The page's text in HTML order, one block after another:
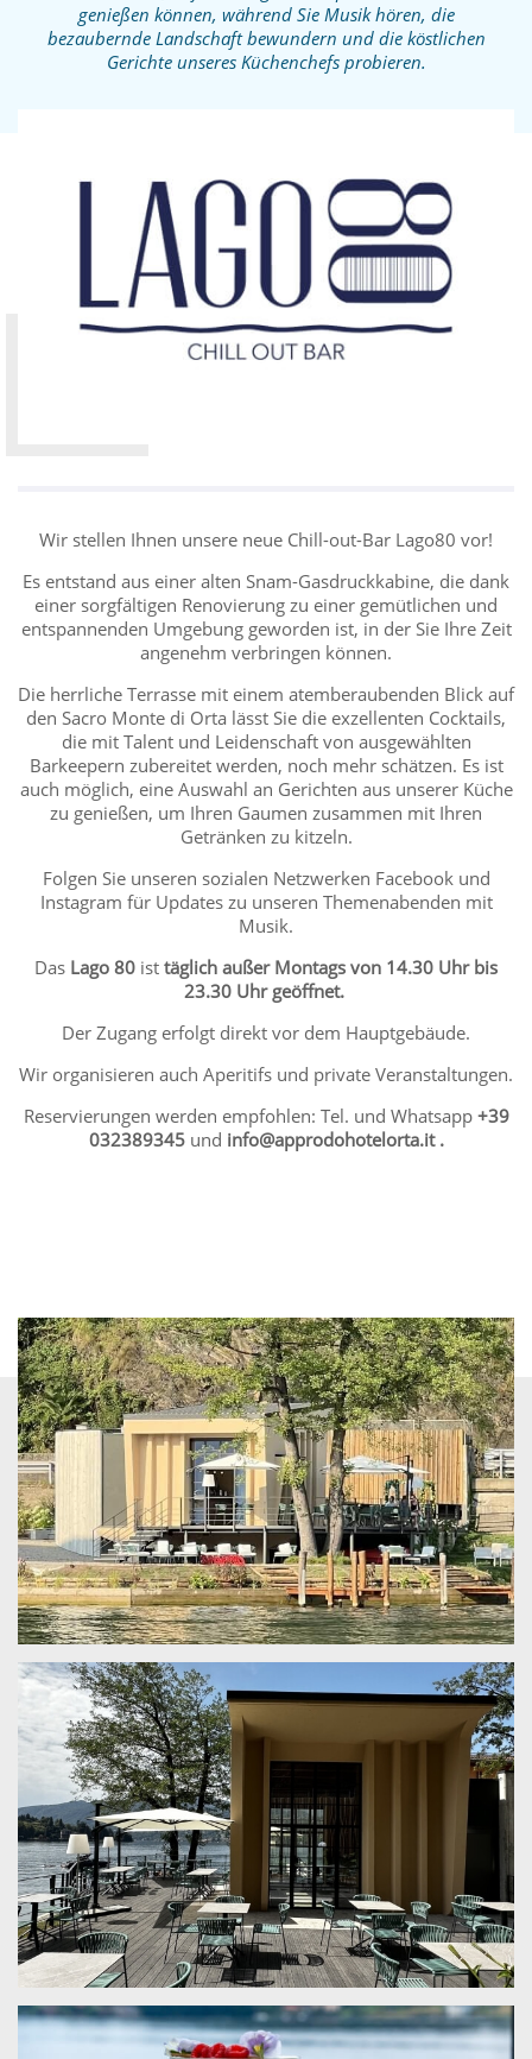
genießen können, während Sie Musik hören, die
bezaubernde Landschaft bewundern und die köstlichen
Gerichte unseres Küchenchefs probieren.
Wir stellen Ihnen unsere neue Chill-out-Bar Lago80 vor!
Es entstand aus einer alten Snam-Gasdruckkabine, die dank
einer sorgfältigen Renovierung zu einer gemütlichen und
entspannenden Umgebung geworden ist, in der Sie Ihre Zeit
angenehm verbringen können.
Die herrliche Terrasse mit einem atemberaubenden Blick auf
den Sacro Monte di Orta lässt Sie die exzellenten Cocktails,
die mit Talent und Leidenschaft von ausgewählten
Barkeepern zubereitet werden, noch mehr schätzen. Es ist
auch möglich, eine Auswahl an Gerichten aus unserer Küche
zu genießen, um Ihren Gaumen zusammen mit Ihren
Getränken zu kitzeln.
Folgen Sie unseren sozialen Netzwerken Facebook und
Instagram für Updates zu unseren Themenabenden mit
Musik.
Das Lago 80 ist täglich außer Montags von 14.30 Uhr bis
23.30 Uhr geöffnet.
Der Zugang erfolgt direkt vor dem Hauptgebäude.
Wir organisieren auch Aperitifs und private Veranstaltungen.
Reservierungen werden empfohlen: Tel. und Whatsapp+39
032389345 und info@approdohotelorta.it .